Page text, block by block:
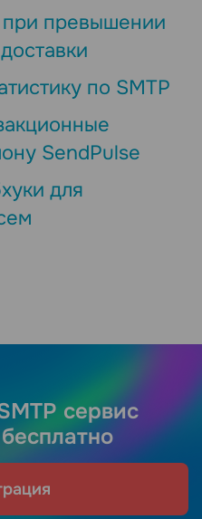
превышении
по SMTP
SendPulse
для
сервис